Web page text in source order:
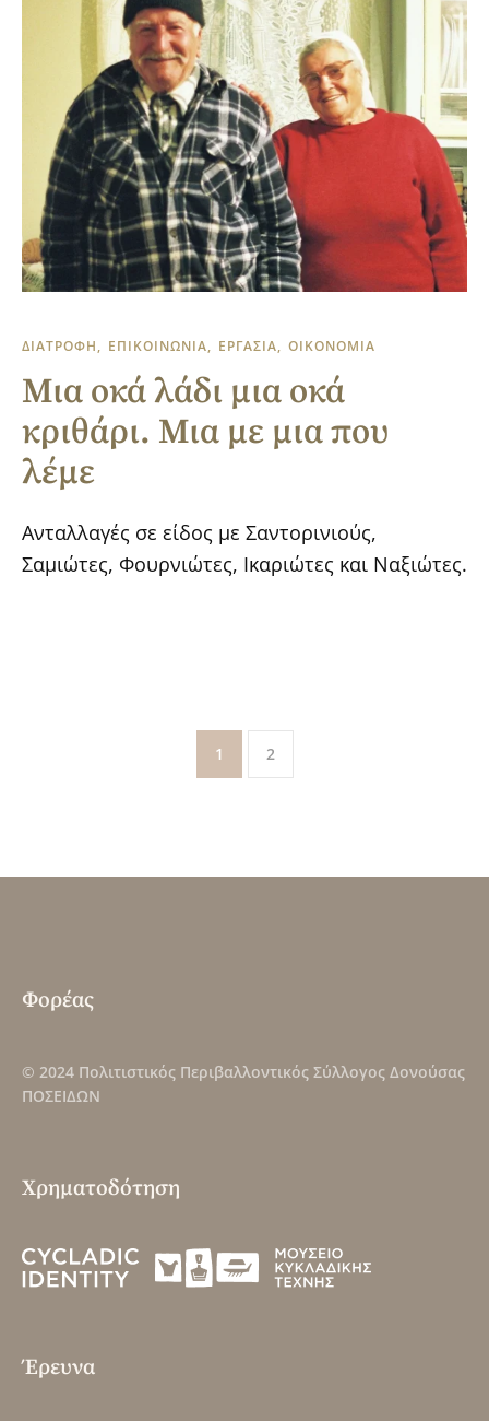
ΔΙΑΤΡΟΦΗ ΕΠΙΚΟΙΝΩΝΙΑ ΕΡΓΑΣΙΑ ΟΙΚΟΝΟΜΙΑ
Μια οκά λάδι μια οκά
κριθάρι. Μια με μια που
λέμε
Ανταλλαγές σε είδος με Σαντορινιούς,
Σαμιώτες, Φουρνιώτες, Ικαριώτες και Ναξιώτες.
1 2
Φορέας
© 2024 Πολιτιστικός Περιβαλλοντικός Σύλλογος Δονούσας
ΠΟΣΕΙΔΩΝ
Χρηματοδότηση
Έρευνα